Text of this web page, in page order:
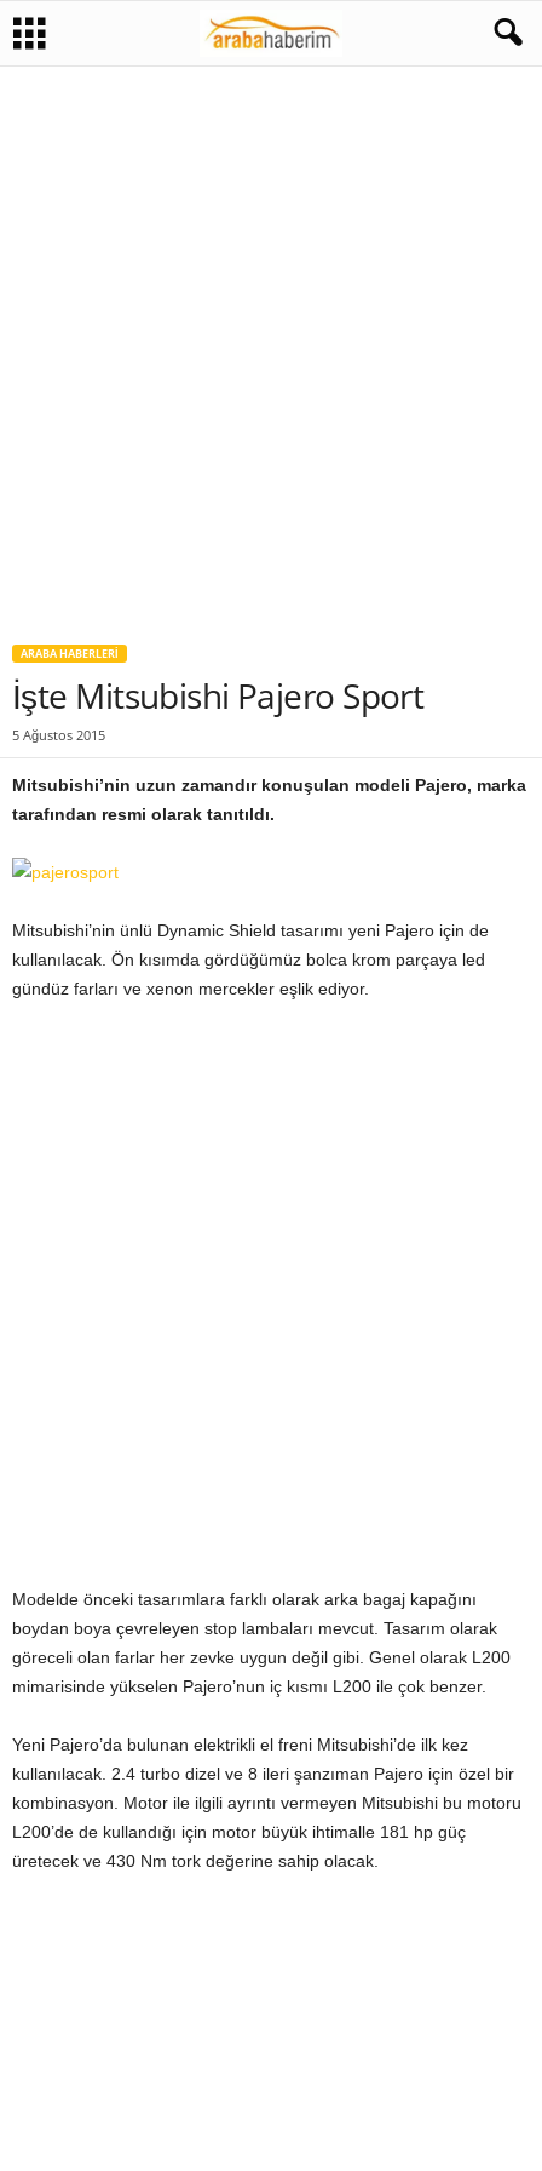
ARABA HABERLERI
İşte Mitsubishi Pajero Sport
5 Ağustos 2015
Mitsubishi’nin uzun zamandır konuşulan modeli Pajero, marka
tarafından resmi olarak tanıtıldı.
Mitsubishi’nin ünlü Dynamic Shield tasarımı yeni Pajero için de
kullanılacak. Ön kısımda gördüğümüz bolca krom parçaya led
gündüz farları ve xenon mercekler eşlik ediyor.
Modelde önceki tasarımlara farklı olarak arka bagaj kapağını
boydan boya çevreleyen stop lambaları mevcut. Tasarım olarak
göreceli olan farlar her zevke uygun değil gibi. Genel olarak L200
mimarisinde yükselen Pajero’nun iç kısmı L200 ile çok benzer.
Yeni Pajero’da bulunan elektrikli el freni Mitsubishi’de ilk kez
kullanılacak. 2.4 turbo dizel ve 8 ileri şanzıman Pajero için özel bir
kombinasyon. Motor ile ilgili ayrıntı vermeyen Mitsubishi bu motoru
L200’de de kullandığı için motor büyük ihtimalle 181 hp güç
üretecek ve 430 Nm tork değerine sahip olacak.